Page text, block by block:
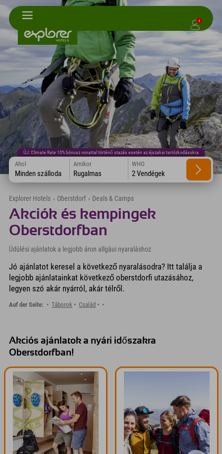
1
ÚJ: Climate Rate 10% bónusz vonattal történő utazás esetén az éjszakai tartózkodásokra
Ahol
Minden szálloda
Amikor
Rugalmas
WHO
2 Vendégek
Explorer Hotels › Oberstdorf › Deals & Camps
Akciók és kempingek
Oberstdorfban
Üdülési ajánlatok a legjobb áron allgäui nyaraláshoz
Jó ajánlatot keresel a következő nyaralásodra? Itt találja a
legjobb ajánlatainkat következő oberstdorfi utazásához,
legyen szó akár nyárról, akár télről.
Auf der Seite: Táborok Család
Akciós ajánlatok a nyári időszakra
Oberstdorfban!